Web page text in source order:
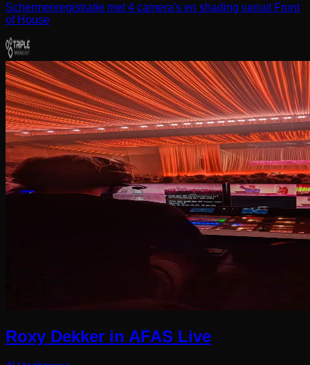
Schermenregistratie met 4 camera's en shading vanuit Front
of House
Roxy Dekker in AFAS Live